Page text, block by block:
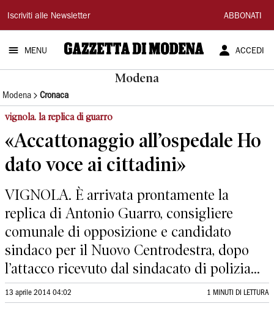
Gazzetta
di
Modena
Iscriviti alle Newsletter ABBONATI
MENU ACCEDI
Modena
Modena Cronaca
vignola. la replica di guarro
«Accattonaggio all’ospedale Ho
dato voce ai cittadini»
VIGNOLA. È arrivata prontamente la
replica di Antonio Guarro, consigliere
comunale di opposizione e candidato
sindaco per il Nuovo Centrodestra, dopo
l’attacco ricevuto dal sindacato di polizia...
13 aprile 2014 04:02 1 MINUTI DI LETTURA